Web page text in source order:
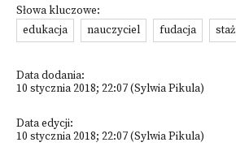
Słowa kluczowe:
edukacja
nauczyciel fudacja staż
Data dodania:
10 stycznia 2018; 22:07 (Sylwia Pikula)
Data edycji:
10 stycznia 2018; 22:07 (Sylwia Pikula)